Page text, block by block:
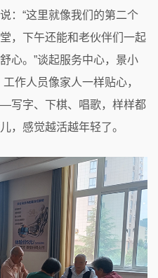
：“这里就像我们的第二个
，下午还能和老伙伴们一起
心。”谈起服务中心，景小
作人员像家人一样贴心，
写字、下棋、唱歌，样样都
，感觉越活越年轻了。